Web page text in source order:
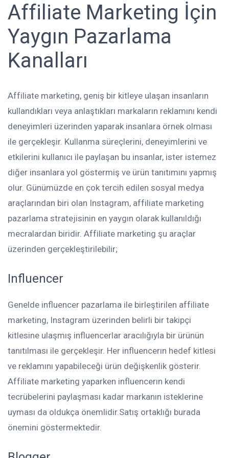
Affiliate Marketing İçin
Yaygın Pazarlama
Kanalları
Affiliate marketing, geniş bir kitleye ulaşan insanların
kullandıkları veya anlaştıkları markaların reklamını kendi
deneyimleri üzerinden yaparak insanlara örnek olması
ile gerçekleşir. Kullanma süreçlerini, deneyimlerini ve
etkilerini kullanıcı ile paylaşan bu insanlar, ister istemez
diğer insanlara yol göstermiş ve ürün tanıtımını yapmış
olur. Günümüzde en çok tercih edilen sosyal medya
araçlarından biri olan Instagram, affiliate marketing
pazarlama stratejisinin en yaygın olarak kullanıldığı
mecralardan biridir. Affiliate marketing şu araçlar
üzerinden gerçekleştirilebilir;
Influencer
Genelde influencer pazarlama ile birleştirilen affiliate
marketing, Instagram üzerinden belirli bir takipçi
kitlesine ulaşmış influencerlar aracılığıyla bir ürünün
tanıtılması ile gerçekleşir. Her influencerın hedef kitlesi
ve reklamını yapabileceği ürün değişkenlik gösterir.
Affiliate marketing yaparken influencerın kendi
tecrübelerini paylaşması kadar markanın isteklerine
uyması da oldukça önemlidir.Satış ortaklığı burada
önemini göstermektedir.